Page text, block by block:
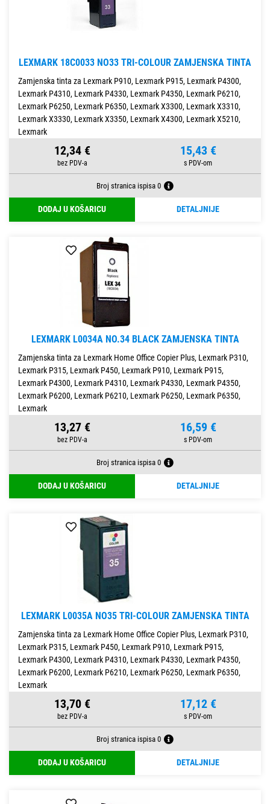
LEXMARK 18C0033 NO33 TRI-COLOUR ZAMJENSKA TINTA
Zamjenska tinta za Lexmark P910, Lexmark P915, Lexmark P4300,
Lexmark P4310, Lexmark P4330, Lexmark P4350, Lexmark P6210,
Lexmark P6250, Lexmark P6350, Lexmark X3300, Lexmark X3310,
Lexmark X3330, Lexmark X3350, Lexmark X4300, Lexmark X5210,
Lexmark
12,34 € 15,43 €
Broj stranica ispisa 0
DODAJ U KOŠARICU DETALJNIJE
LEXMARK L0034A NO.34 BLACK ZAMJENSKA TINTA
Zamjenska tinta za Lexmark Home Office Copier Plus, Lexmark P310,
Lexmark P315, Lexmark P450, Lexmark P910, Lexmark P915,
Lexmark P4300, Lexmark P4310, Lexmark P4330, Lexmark P4350,
Lexmark P6200, Lexmark P6210, Lexmark P6250, Lexmark P6350,
Lexmark
13,27 € 16,59 €
Broj stranica ispisa 0
DODAJ U KOŠARICU DETALJNIJE
LEXMARK L0035A NO35 TRI-COLOUR ZAMJENSKA TINTA
Zamjenska tinta za Lexmark Home Office Copier Plus, Lexmark P310,
Lexmark P315, Lexmark P450, Lexmark P910, Lexmark P915,
Lexmark P4300, Lexmark P4310, Lexmark P4330, Lexmark P4350,
Lexmark P6200, Lexmark P6210, Lexmark P6250, Lexmark P6350,
Lexmark
13,70 € 17,12 €
Broj stranica ispisa 0
DODAJ U KOŠARICU DETALJNIJE